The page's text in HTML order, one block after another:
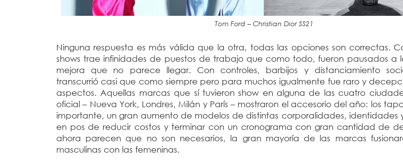
Tom Ford – Christian Dior SS21
Ninguna respuesta es más válida que la otra, todas las opciones son correctas.
shows trae infinidades de puestos de trabajo que como todo, fueron pausados a
mejora que no parece llegar. Con controles, barbijos y distanciamiento
transcurrió casi que como siempre pero para muchos igualmente fue raro y
aspectos. Aquellas marcas que sí tuvieron show en alguna de las cuatro
oficial – Nueva York, Londres, Milán y París – mostraron el accesorio del año: los
importante, un gran aumento de modelos de distintas corporalidades, identidades
en pos de reducir costos y terminar con un cronograma con gran cantidad de
ahora parecen que no son necesarios, la gran mayoría de las marcas
masculinas con las femeninas.